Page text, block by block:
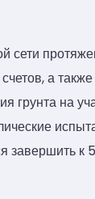
сети
а
на
завершить к